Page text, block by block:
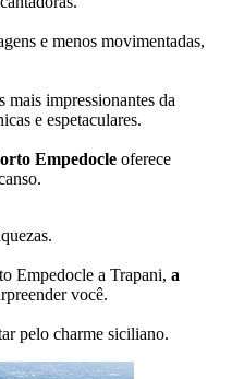
e menos movimentadas,
mais impressionantes da
e espetaculares.
Empedocle oferece
Empedocle a Trapani, a
você.
pelo charme siciliano.